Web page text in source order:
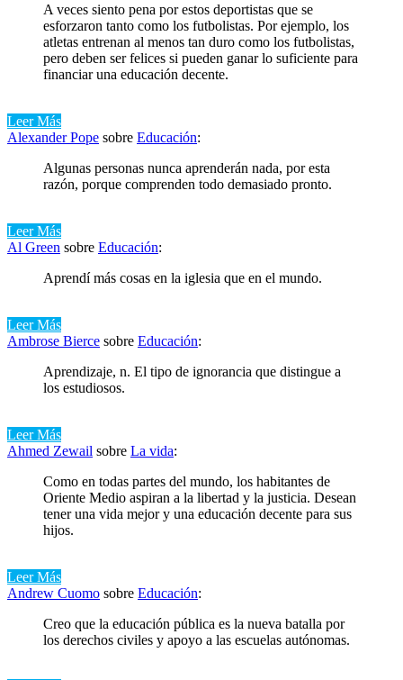
A veces siento pena por estos deportistas que se
esforzaron tanto como los futbolistas. Por ejemplo, los
atletas entrenan al menos tan duro como los futbolistas,
pero deben ser felices si pueden ganar lo suficiente para
financiar una educación decente.
Leer Más
Alexander Pope sobre Educación:
Algunas personas nunca aprenderán nada, por esta
razón, porque comprenden todo demasiado pronto.
Leer Más
Al Green sobre Educación:
Aprendí más cosas en la iglesia que en el mundo.
Leer Más
Ambrose Bierce sobre Educación:
Aprendizaje, n. El tipo de ignorancia que distingue a
los estudiosos.
Leer Más
Ahmed Zewail sobre La vida:
Como en todas partes del mundo, los habitantes de
Oriente Medio aspiran a la libertad y la justicia. Desean
tener una vida mejor y una educación decente para sus
hijos.
Leer Más
Andrew Cuomo sobre Educación:
Creo que la educación pública es la nueva batalla por
los derechos civiles y apoyo a las escuelas autónomas.